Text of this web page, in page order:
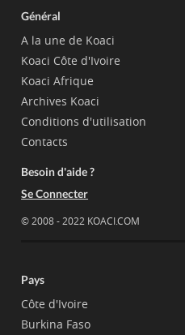
Général
A la une de Koaci
Koaci Côte d'Ivoire
Koaci Afrique
Archives Koaci
Conditions d'utilisation
Contacts
Besoin d'aide ?
Se Connecter
© 2008 - 2022 KOACI.COM
Pays
Côte d'Ivoire
Burkina Faso